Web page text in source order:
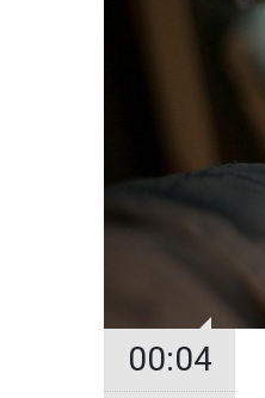
00:04